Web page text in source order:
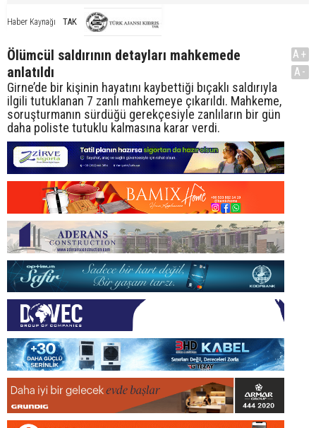
Haber Kaynağı TAK
Ölümcül saldırının detayları mahkemede
anlatıldı
Girne’de bir kişinin hayatını kaybettiği bıçaklı saldırıyla
ilgili tutuklanan 7 zanlı mahkemeye çıkarıldı. Mahkeme,
soruşturmanın sürdüğü gerekçesiyle zanlıların bir gün
daha poliste tutuklu kalmasına karar verdi.
A+
A-